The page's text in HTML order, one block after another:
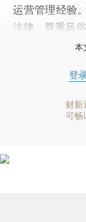
运营管理经验
法律，尊重风
本
登
财新
可畅